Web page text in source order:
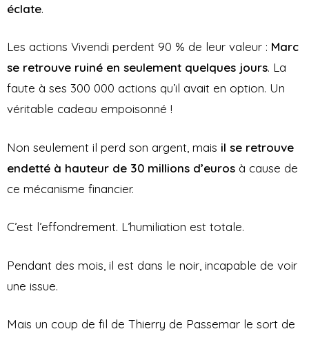
éclate.
Les actions Vivendi perdent 90 % de leur valeur : Marc
se retrouve ruiné en seulement quelques jours. La
faute à ses 300 000 actions qu’il avait en option. Un
véritable cadeau empoisonné !
Non seulement il perd son argent, mais il se retrouve
endetté à hauteur de 30 millions d’euros à cause de
ce mécanisme financier.
C’est l’effondrement. L’humiliation est totale.
Pendant des mois, il est dans le noir, incapable de voir
une issue.
Mais un coup de fil de Thierry de Passemar le sort de